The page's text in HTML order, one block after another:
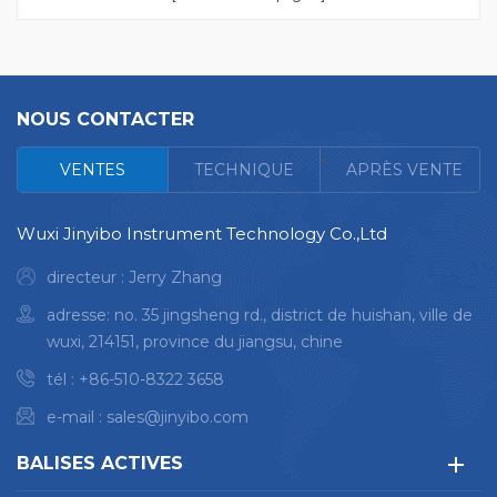
NOUS CONTACTER
VENTES TECHNIQUE < APRÈS VENTE
Wuxi Jinyibo Instrument Technology Co.,Ltd
directeur : Jerry Zhang
adresse: no. 35 jingsheng rd., district de huishan, ville de
wuxi, 214151, province du jiangsu, chine
tél : +86-510-8322 3658
e-mail : sales@jinyibo.com
BALISES ACTIVES